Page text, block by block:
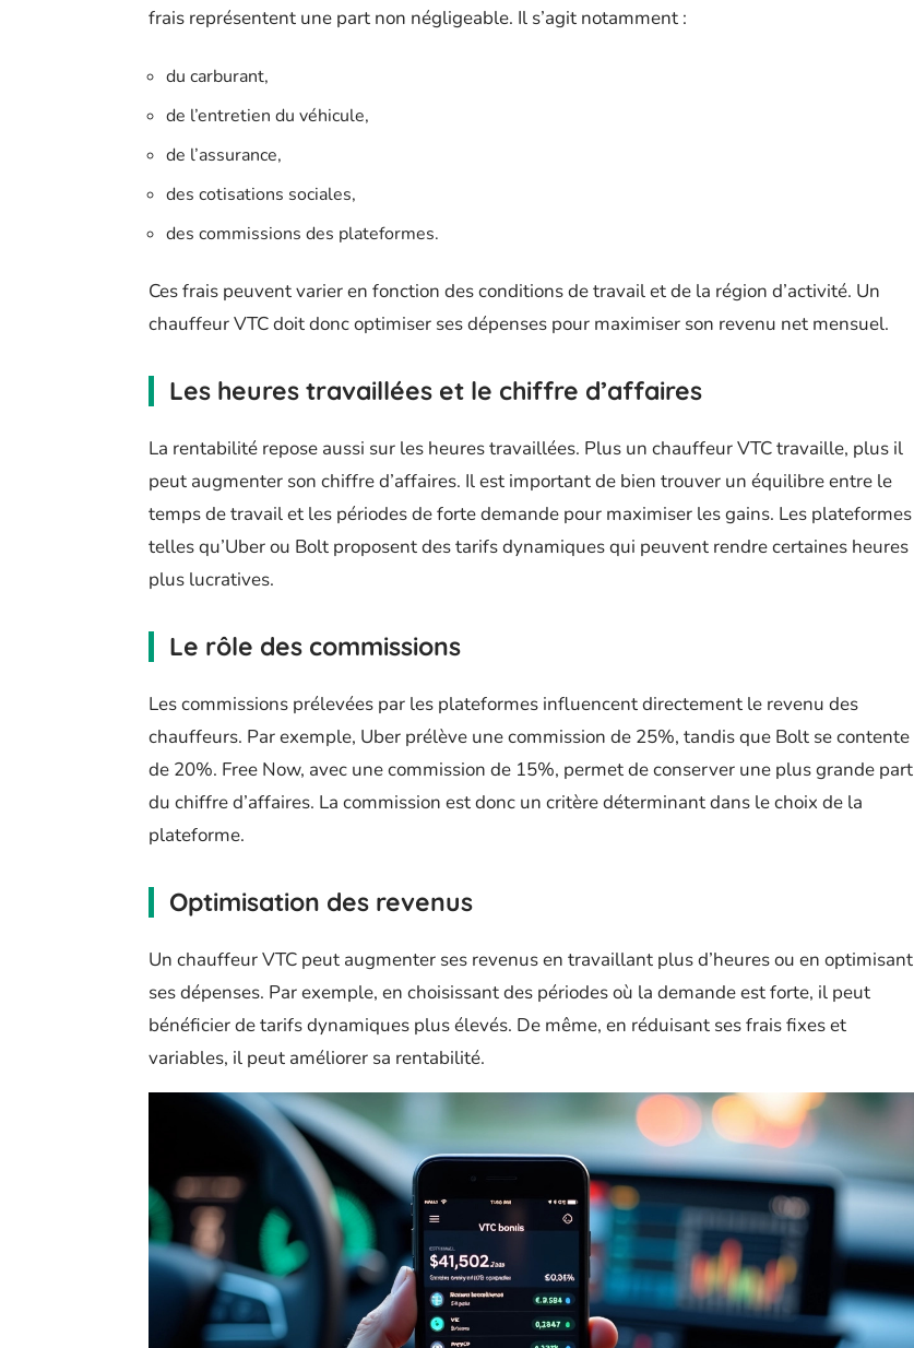
frais représentent une part non négligeable. Il s’agit notamment :
du carburant,
de l’entretien du véhicule,
de l’assurance,
des cotisations sociales,
des commissions des plateformes.
Ces frais peuvent varier en fonction des conditions de travail et de la région d’activité. Un
chauffeur VTC doit donc optimiser ses dépenses pour maximiser son revenu net mensuel.
Les heures travaillées et le chiffre d’affaires
La rentabilité repose aussi sur les heures travaillées. Plus un chauffeur VTC travaille, plus il
peut augmenter son chiffre d’affaires. Il est important de bien trouver un équilibre entre le
temps de travail et les périodes de forte demande pour maximiser les gains. Les plateformes
telles qu’Uber ou Bolt proposent des tarifs dynamiques qui peuvent rendre certaines heures
plus lucratives.
Le rôle des commissions
Les commissions prélevées par les plateformes influencent directement le revenu des
chauffeurs. Par exemple, Uber prélève une commission de 25%, tandis que Bolt se contente
de 20%. Free Now, avec une commission de 15%, permet de conserver une plus grande part
du chiffre d’affaires. La commission est donc un critère déterminant dans le choix de la
plateforme.
Optimisation des revenus
Un chauffeur VTC peut augmenter ses revenus en travaillant plus d’heures ou en optimisant
ses dépenses. Par exemple, en choisissant des périodes où la demande est forte, il peut
bénéficier de tarifs dynamiques plus élevés. De même, en réduisant ses frais fixes et
variables, il peut améliorer sa rentabilité.